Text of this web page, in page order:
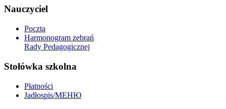
Nauczyciel
Poczta
Harmonogram zebrań
Rady Pedagogicznej
Stołówka szkolna
Płatności
Jadłospis/МЕНЮ